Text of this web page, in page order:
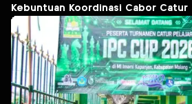
Kebuntuan Koordinasi Cabor Catur